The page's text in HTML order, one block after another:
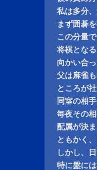
私は多分
まず囲碁
この分量
将棋とな
向かい合
父は麻雀
ところが
同室の相
毎夜その
配属が決
ともかく
しかし、
特に盤に